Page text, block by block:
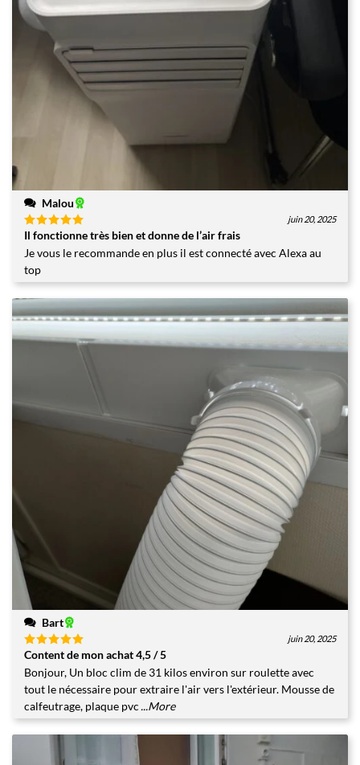
Malou
Note5sur
5
juin 20, 2025
Il fonctionne très bien et donne de l’air frais
Je vous le recommande en plus il est connecté avec Alexa au
top
Bart
Note5sur
5
juin 20, 2025
Content de mon achat 4,5 / 5
Bonjour, Un bloc clim de 31 kilos environ sur roulette avec
tout le nécessaire pour extraire l'air vers l'extérieur. Mousse de
calfeutrage, plaque pvc ...More